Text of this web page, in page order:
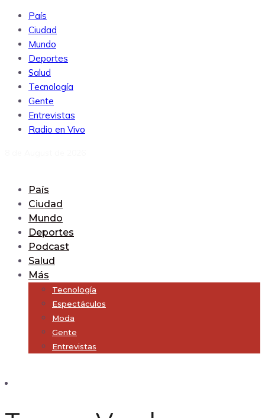
País
Ciudad
Mundo
Deportes
Salud
Tecnología
Gente
Entrevistas
Radio en Vivo
País
Ciudad
Mundo
Deportes
Podcast
Salud
Más
Tecnología
Espectáculos
Moda
Gente
Entrevistas